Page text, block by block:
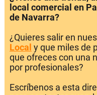
local comercial en
de Navarra?
¿Quieres salir en
Local y que miles de
que ofreces con una
por profesionales?
Escríbenos a esta